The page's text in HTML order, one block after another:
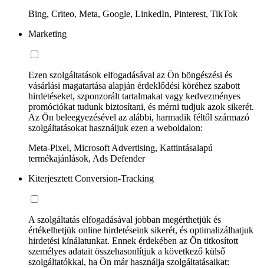
Bing, Criteo, Meta, Google, LinkedIn, Pinterest, TikTok
Marketing
Ezen szolgáltatások elfogadásával az Ön böngészési és
vásárlási magatartása alapján érdeklődési köréhez szabott
hirdetéseket, szponzorált tartalmakat vagy kedvezményes
promóciókat tudunk biztosítani, és mérni tudjuk azok sikerét.
Az Ön beleegyezésével az alábbi, harmadik féltől származó
szolgáltatásokat használjuk ezen a weboldalon:
Meta-Pixel, Microsoft Advertising, Kattintásalapú
termékajánlások, Ads Defender
Kiterjesztett Conversion-Tracking
A szolgáltatás elfogadásával jobban megérthetjük és
értékelhetjük online hirdetéseink sikerét, és optimalizálhatjuk
hirdetési kínálatunkat. Ennek érdekében az Ön titkosított
személyes adatait összehasonlítjuk a következő külső
szolgáltatókkal, ha Ön már használja szolgáltatásaikat: